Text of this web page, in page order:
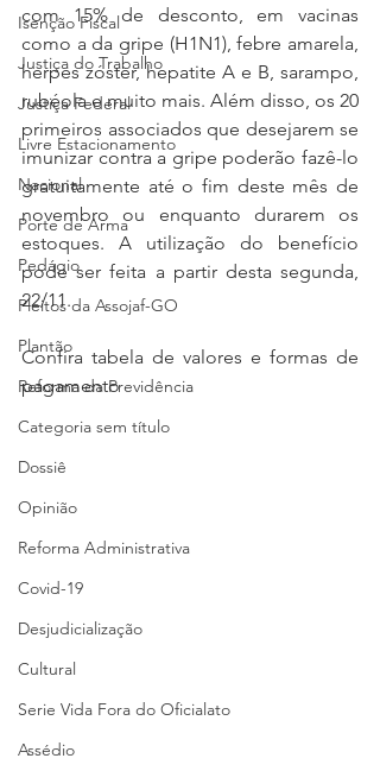
Isenção Fiscal
Justiça do Trabalho
Justiça Federal
Livre Estacionamento
Nacional
Porte de Arma
Pedágio
Pleitos da Assojaf-GO
Plantão
Reforma da Previdência
Categoria sem título
Dossiê
Opinião
Reforma Administrativa
Covid-19
Desjudicialização
Cultural
Serie Vida Fora do Oficialato
Assédio
com 15% de desconto, em vacinas
como a da gripe (H1N1), febre amarela,
herpes zóster, hepatite A e B, sarampo,
rubéola e muito mais. Além disso, os 20
primeiros associados que desejarem se
imunizar contra a gripe poderão fazê-lo
gratuitamente até o fim deste mês de
novembro ou enquanto durarem os
estoques. A utilização do benefício
pode ser feita a partir desta segunda,
22/11.
Confira tabela de valores e formas de
pagamento